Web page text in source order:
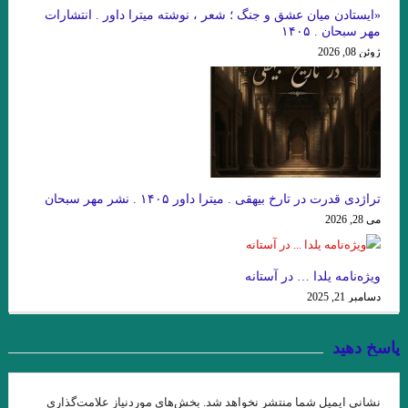
امیر ارسلان به عنوان “رمانس”. فصل چهاردم . جواد اسحاقیان
منزل آسایش من محو در خود گشتن است. صائب تبریزی
مرگ یک راهزن. لوییجی بارتزینی. نقش روی دیوار .ویرجینیا وولف
دریای جامع . میترا داور . نشر نگارنده هستی . ۱۴۰۱
زیور به خود مبند که زیبا ببینمت… مفتون امینی
از ملک جمشید نقیب الممالک تا امیر ارسلان نقیب الممالک با رویکرد
«ایستادن میان عشق و جنگ ؛ شعر ، نوشته میترا داور . انتشارات
مهر سبحان . ۱۴۰۵
ژوئن 08, 2026
تراژدی قدرت در تارخ بیهقی . میترا داور ۱۴۰۵ . نشر مهر سبحان
می 28, 2026
ویژه‌نامه یلدا … در آستانه
دسامبر 21, 2025
پاسخ دهید
نشانی ایمیل شما منتشر نخواهد شد. بخش‌های موردنیاز علامت‌گذاری